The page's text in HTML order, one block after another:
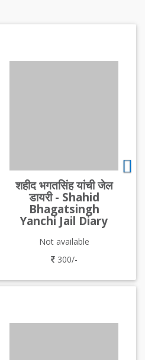
शहीद भगतसिंह यांची जेल
डायरी - Shahid
Bhagatsingh
Yanchi Jail Diary
Not available
300/-